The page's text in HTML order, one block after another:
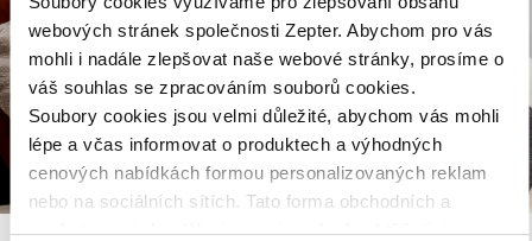
webových stránek společnosti Zepter. Abychom pro vás
mohli i nadále zlepšovat naše webové stránky, prosíme o
váš souhlas se zpracováním souborů cookies.
Soubory cookies jsou velmi důležité, abychom vás mohli
lépe a včas informovat o produktech a výhodných
cenových nabídkách formou personalizovaných reklam
nebo na sociálních sítích. Tato forma obchodních a
marketingových sdělení pro vás nebude obtěžující.